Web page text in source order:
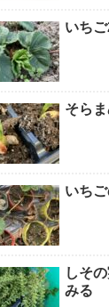
いち
そら
いち
しそ
みる